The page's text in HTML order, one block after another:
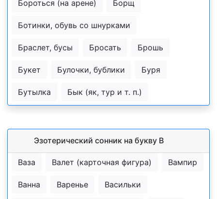
Бороться (на арене) Борщ
Ботинки, обувь со шнурками
Браслет, бусы Бросать Брошь
Букет Булочки, бублики Буря
Бутылка Бык (як, тур и т. п.)
Эзотерический cонник на букву В
Ваза Валет (карточная фигура) Вампир
Ванна Варенье Васильки